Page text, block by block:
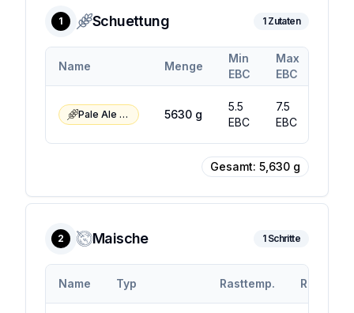
1 Schuettung 1Zutaten
Name Menge
Min
EBC
Max
EBC
Pale Ale Malz 5630 g
5.5
EBC
7.5
EBC
Gesamt: 5,630 g
2 Maische 1Schritte
Name Typ Rasttemp.